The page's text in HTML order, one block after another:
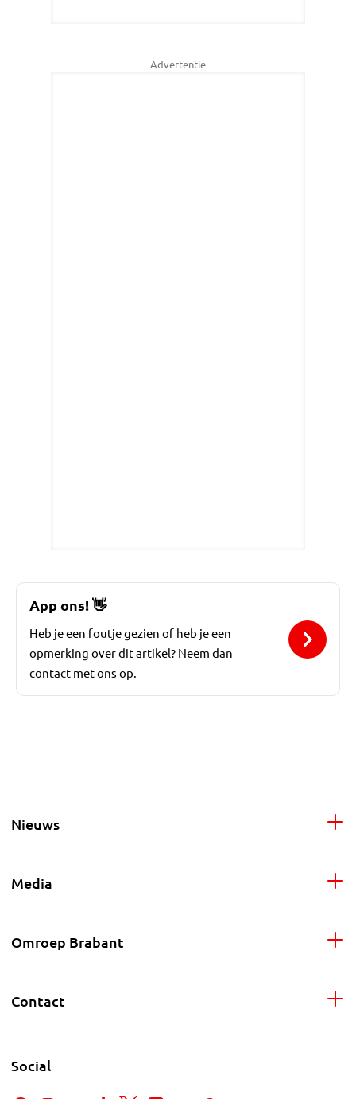
Advertentie
App ons!👋
Heb je een foutje gezien of heb je een
opmerking over dit artikel? Neem dan
contact met ons op.
Nieuws
Media
Omroep Brabant
Contact
Social